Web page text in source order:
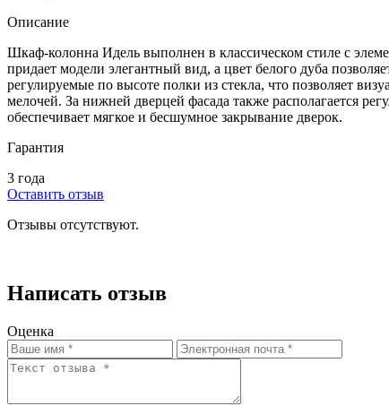
Описание
Шкаф-колонна Идель выполнен в классическом стиле с
придает модели элегантный вид, а цвет белого дуба
регулируемые по высоте полки из стекла, что позволяет
мелочей. За нижней дверцей фасада также располагается
обеспечивает мягкое и бесшумное закрывание дверок.
Гарантия
3 года
Оставить отзыв
Отзывы отсутствуют.
Написать отзыв
Оценка